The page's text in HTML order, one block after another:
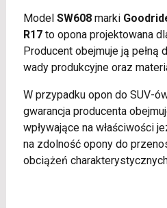
Model SW608marki
R17to opona projektowana
Producent obejmuje ją pełną
wady produkcyjne oraz
W przypadku opon do SUV-
gwarancja producenta
wpływające na właściwości
na zdolność opony do
obciążeń